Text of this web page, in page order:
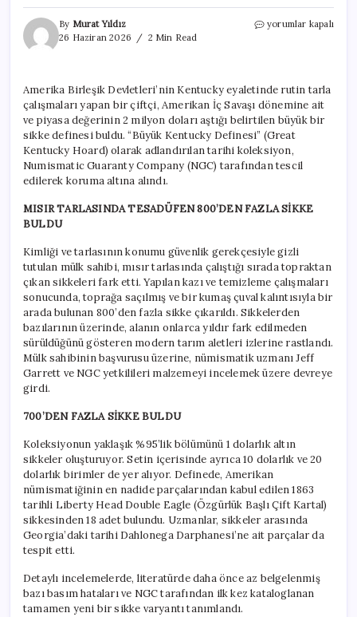
By Murat Yıldız
26 Haziran 2026
2 Min Read
Mısır
buldu
için
yorumlar kapalı
Amerika Birleşik Devletleri’nin Kentucky eyaletinde rutin tarla
çalışmaları yapan bir çiftçi, Amerikan İç Savaşı dönemine ait
ve piyasa değerinin 2 milyon doları aştığı belirtilen büyük bir
sikke definesi buldu. “Büyük Kentucky Definesi” (Great
Kentucky Hoard) olarak adlandırılan tarihi koleksiyon,
Numismatic Guaranty Company (NGC) tarafından tescil
edilerek koruma altına alındı.
MISIR TARLASINDA TESADÜFEN 800’DEN FAZLA SİKKE
BULDU
Kimliği ve tarlasının konumu güvenlik gerekçesiyle gizli
tutulan mülk sahibi, mısır tarlasında çalıştığı sırada topraktan
çıkan sikkeleri fark etti. Yapılan kazı ve temizleme çalışmaları
sonucunda, toprağa saçılmış ve bir kumaş çuval kalıntısıyla bir
arada bulunan 800’den fazla sikke çıkarıldı. Sikkelerden
bazılarının üzerinde, alanın onlarca yıldır fark edilmeden
sürüldüğünü gösteren modern tarım aletleri izlerine rastlandı.
Mülk sahibinin başvurusu üzerine, nümismatik uzmanı Jeff
Garrett ve NGC yetkilileri malzemeyi incelemek üzere devreye
girdi.
700’DEN FAZLA SİKKE BULDU
Koleksiyonun yaklaşık %95’lik bölümünü 1 dolarlık altın
sikkeler oluşturuyor. Setin içerisinde ayrıca 10 dolarlık ve 20
dolarlık birimler de yer alıyor. Definede, Amerikan
nümismatiğinin en nadide parçalarından kabul edilen 1863
tarihli Liberty Head Double Eagle (Özgürlük Başlı Çift Kartal)
sikkesinden 18 adet bulundu. Uzmanlar, sikkeler arasında
Georgia’daki tarihi Dahlonega Darphanesi’ne ait parçalar da
tespit etti.
Detaylı incelemelerde, literatürde daha önce az belgelenmiş
bazı basım hataları ve NGC tarafından ilk kez kataloglanan
tamamen yeni bir sikke varyantı tanımlandı.